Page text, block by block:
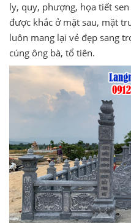
ly, quy, phượng, họa tiết
được khắc ở mặt sau, mặt
luôn mang lại vẻ đẹp sang
cúng ông bà, tổ tiên.